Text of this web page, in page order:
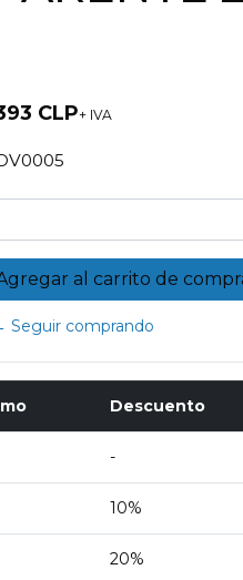
CLP+ IVA
Seguir comprando
Descuento
-
10%
20%